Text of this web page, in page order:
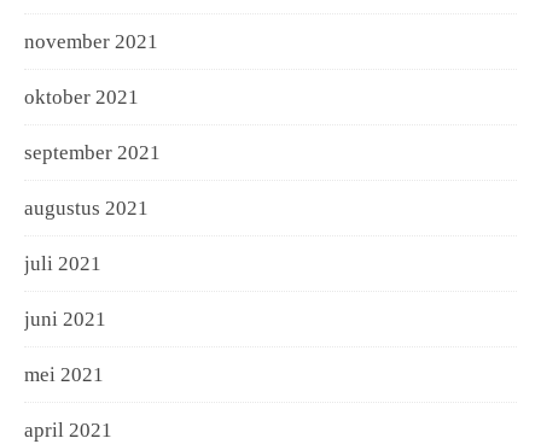
november 2021
oktober 2021
september 2021
augustus 2021
juli 2021
juni 2021
mei 2021
april 2021